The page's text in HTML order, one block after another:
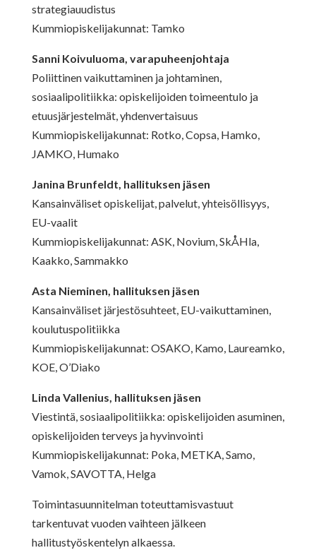
strategiauudistus
Kummiopiskelijakunnat: Tamko
Sanni Koivuluoma, varapuheenjohtaja
Poliittinen vaikuttaminen ja johtaminen,
sosiaalipolitiikka: opiskelijoiden toimeentulo ja
etuusjärjestelmät, yhdenvertaisuus
Kummiopiskelijakunnat: Rotko, Copsa, Hamko,
JAMKO, Humako
Janina Brunfeldt, hallituksen jäsen
Kansainväliset opiskelijat, palvelut, yhteisöllisyys,
EU-vaalit
Kummiopiskelijakunnat: ASK, Novium, SkÅHla,
Kaakko, Sammakko
Asta Nieminen, hallituksen jäsen
Kansainväliset järjestösuhteet, EU-vaikuttaminen,
koulutuspolitiikka
Kummiopiskelijakunnat: OSAKO, Kamo, Laureamko,
KOE, O’Diako
Linda Vallenius, hallituksen jäsen
Viestintä, sosiaalipolitiikka: opiskelijoiden asuminen,
opiskelijoiden terveys ja hyvinvointi
Kummiopiskelijakunnat: Poka, METKA, Samo,
Vamok, SAVOTTA, Helga
Toimintasuunnitelman toteuttamisvastuut
tarkentuvat vuoden vaihteen jälkeen
hallitustyöskentelyn alkaessa.